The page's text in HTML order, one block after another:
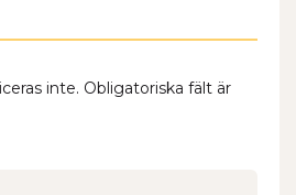
inte. Obligatoriska fält är